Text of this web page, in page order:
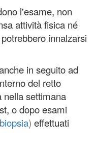
l'esame, non
attività fisica né
innalzarsi
in seguito ad
del retto
nella settimana
o dopo esami
biopsia) effettuati